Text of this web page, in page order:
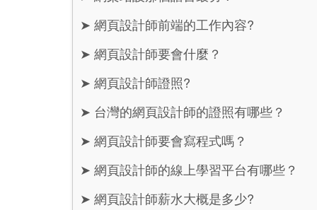
➤ 網頁設計師前端的工作內容?
➤ 網頁設計師要會什麼？
➤ 網頁設計師證照?
➤ 台灣的網頁設計師的證照有哪些？
➤ 網頁設計師要會寫程式嗎？
➤ 網頁設計師的線上學習平台有哪些？
➤ 網頁設計師薪水大概是多少?